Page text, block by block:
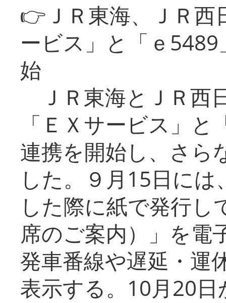
👉ＪＲ東海、ＪＲ
ービス」と「ｅ
始
ＪＲ東海とＪＲ西
「ＥＸサービス」
連携を開始し、さら
した。９月15日に
した際に紙で発行し
席のご案内）」を電
発車番線や遅延・運
表示する。10月20